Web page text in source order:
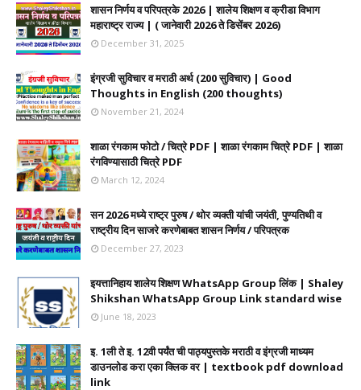
शासन निर्णय व परिपत्रके 2026 | शालेय शिक्षण व क्रीडा विभाग
महाराष्ट्र राज्य | ( जानेवारी 2026 ते डिसेंबर 2026)
December 31, 2025
इंग्रजी सुविचार व मराठी अर्थ (200 सुविचार) | Good
Thoughts in English (200 thoughts)
November 21, 2024
शाळा रंगकाम फोटो / चित्रे PDF | शाळा रंगकाम चित्रे PDF | शाळा
रंगविण्यासाठी चित्रे PDF
March 12, 2024
सन 2026 मध्ये राष्ट्र पुरुष / थोर व्यक्ती यांची जयंती, पुण्यतिथी व
राष्ट्रीय दिन साजरे करणेबाबत शासन निर्णय / परिपत्रक
December 27, 2023
इयत्तानिहाय शालेय शिक्षण WhatsApp Group लिंक | Shaley
Shikshan WhatsApp Group Link standard wise
June 18, 2023
इ. 1ली ते इ. 12वी पर्यंत ची पाठ्यपुस्तके मराठी व इंग्रजी माध्यम
डाउनलोड करा एका क्लिक वर | textbook pdf download
link